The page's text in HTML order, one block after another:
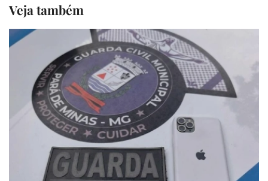
Veja também